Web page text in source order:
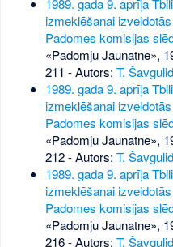
izmeklēšanai
Padomes komisijas
«Padomju Jaunatne»,
211 - Autors: T.
1989. gada 9. aprīļa
izmeklēšanai
Padomes komisijas
«Padomju Jaunatne»,
212- Autors: T.
1989. gada 9. aprīļa
izmeklēšanai
Padomes komisijas
«Padomju Jaunatne»,
216- Autors: T.